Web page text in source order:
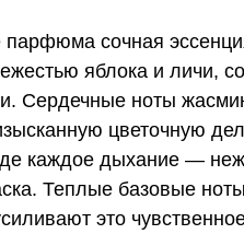
парфюма сочная
яблока и личи,
Сердечные ноты
цветочную
каждое дыхание —
Теплые базовые
это